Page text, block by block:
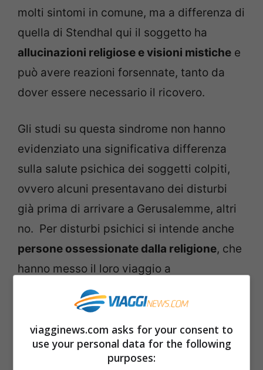
molti sintomi in comune, ma a differenza di
quella di Stendhal qui il soggetto ha
allucinazioni religiose e visioni mistiche e
può avere reazioni forsennate, tanto da
dover essere necessario il ricovero.
Gli studi su questa sindrome non hanno
evidenziato una significativa differenza
sulla salute psichica dei soggetti colpiti,
ovvero alcuni presentavano dei disturbi
già prima di arrivare a Gerusalemme, altri
no. Per disturbi psichici si intende anche
persone ossessionate dalla religione, che
hanno messo il loro viaggio a
Gerusalemme come evento centrale e
funzionale per la loro missione. Affetti
dalla sindrome si sentono dei profeti e dei
santi. Il Dr. Bar-El ha poi evidenziato i
viagginews.com asks for your consent to
use your personal data for the following
purposes: